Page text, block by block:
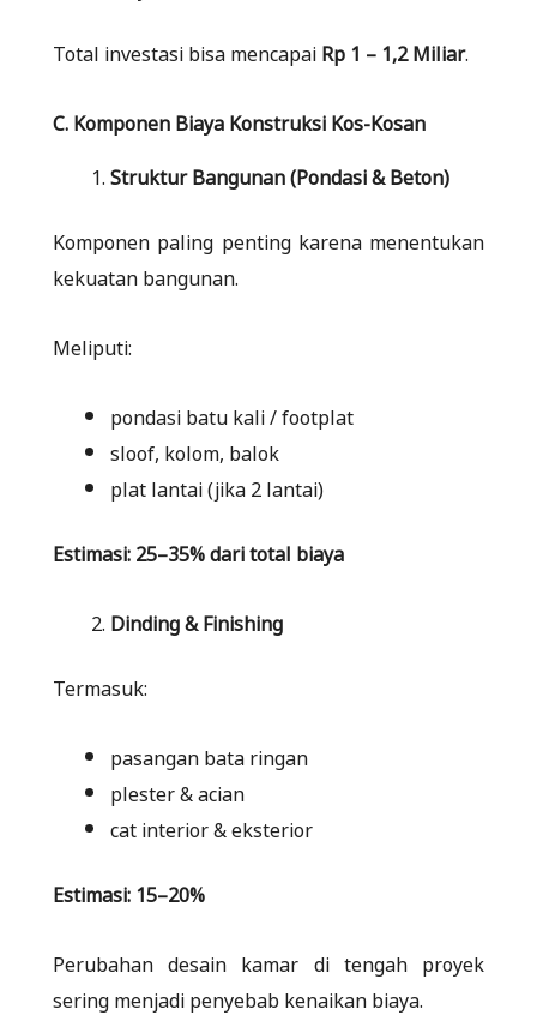
Total investasi bisa mencapaiRp 1 – 1,2 Miliar.
C. Komponen Biaya Konstruksi Kos-Kosan
Struktur Bangunan (Pondasi & Beton)
Komponen paling penting karena menentukan
kekuatan bangunan.
Meliputi:
pondasi batu kali / footplat
sloof, kolom, balok
plat lantai (jika 2 lantai)
Estimasi: 25–35% dari total biaya
Dinding & Finishing
Termasuk:
pasangan bata ringan
plester & acian
cat interior & eksterior
Estimasi: 15–20%
Perubahan desain kamar di tengah proyek
sering menjadi penyebab kenaikan biaya.